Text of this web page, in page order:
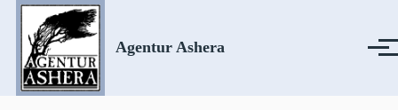
Direkt zum Inhalt
Agentur Ashera Menü